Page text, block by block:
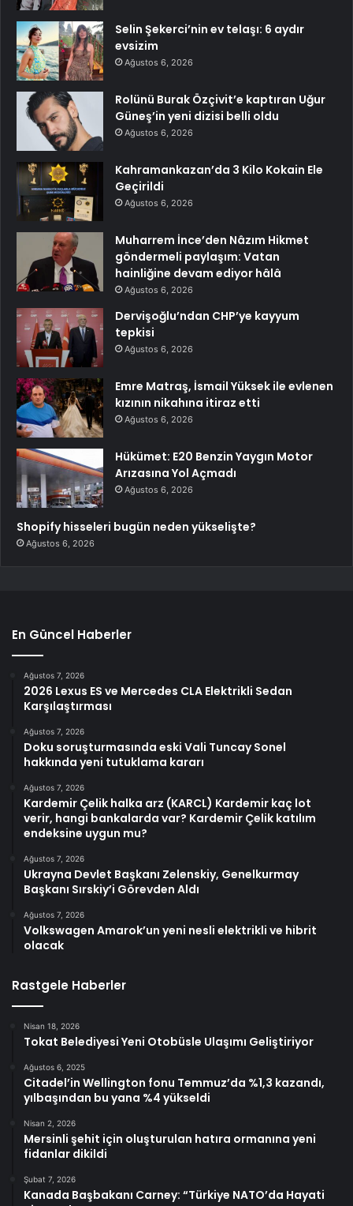
Selin Şekerci’nin ev telaşı: 6 aydır
evsizim
Ağustos 6, 2026
Rolünü Burak Özçivit’e kaptıran Uğur
Güneş’in yeni dizisi belli oldu
Ağustos 6, 2026
Kahramankazan’da 3 Kilo Kokain Ele
Geçirildi
Ağustos 6, 2026
Muharrem İnce’den Nâzım Hikmet
göndermeli paylaşım: Vatan
hainliğine devam ediyor hâlâ
Ağustos 6, 2026
Dervişoğlu’ndan CHP’ye kayyum
tepkisi
Ağustos 6, 2026
Emre Matraş, İsmail Yüksek ile evlenen
kızının nikahına itiraz etti
Ağustos 6, 2026
Hükümet: E20 Benzin Yaygın Motor
Arızasına Yol Açmadı
Ağustos 6, 2026
Shopify hisseleri bugün neden yükselişte?
Ağustos 6, 2026
En Güncel Haberler
Ağustos 7, 2026
2026 Lexus ES ve Mercedes CLA Elektrikli Sedan
Karşılaştırması
Ağustos 7, 2026
Doku soruşturmasında eski Vali Tuncay Sonel
hakkında yeni tutuklama kararı
Ağustos 7, 2026
Kardemir Çelik halka arz (KARCL) Kardemir kaç lot
verir, hangi bankalarda var? Kardemir Çelik katılım
endeksine uygun mu?
Ağustos 7, 2026
Ukrayna Devlet Başkanı Zelenskiy, Genelkurmay
Başkanı Sırskiy’i Görevden Aldı
Ağustos 7, 2026
Volkswagen Amarok’un yeni nesli elektrikli ve hibrit
olacak
Rastgele Haberler
Nisan 18, 2026
Tokat Belediyesi Yeni Otobüsle Ulaşımı Geliştiriyor
Ağustos 6, 2025
Citadel’in Wellington fonu Temmuz’da %1,3 kazandı,
yılbaşından bu yana %4 yükseldi
Nisan 2, 2026
Mersinli şehit için oluşturulan hatıra ormanına yeni
fidanlar dikildi
Şubat 7, 2026
Kanada Başbakanı Carney: “Türkiye NATO’da Hayati